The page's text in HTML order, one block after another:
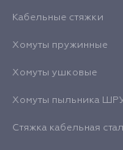
Кабельные стяжки
Хомуты пружинные
Хомуты ушковые
Хомуты пыльника
Стяжка кабельная